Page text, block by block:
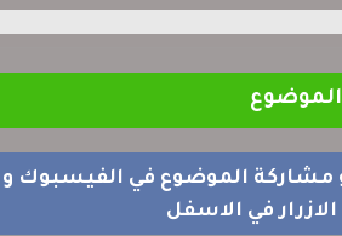
مشاركة الموضوع في الفيسبوك و
في الاسفل